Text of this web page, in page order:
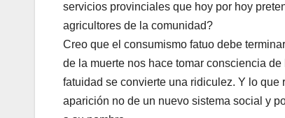
servicios provinciales que hoy por hoy
agricultores de la comunidad?
Creo que el consumismo fatuo debe
de la muerte nos hace tomar consciencia
fatuidad se convierte una ridiculez. Y lo
aparición no de un nuevo sistema social y